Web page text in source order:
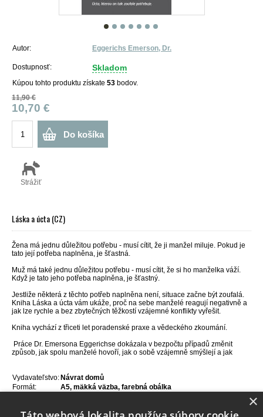
Autor: Eggerichs Emerson, Dr.
Dostupnosť: Skladom
Kúpou tohto produktu získate 53 bodov.
11,90 €
10,70 €
Do košíka
Strážiť
Láska a úcta (CZ)
Žena má jednu důležitou potřebu - musí cítit, že ji manžel miluje. Pokud je
tato její potřeba naplněna, je šťastná.
Muž má také jednu důležitou potřebu - musí cítit, že si ho manželka váží.
Když je tato jeho potřeba naplněna, je šťastný.
Jestliže některá z těchto potřeb naplněna není, situace začne být zoufalá.
Kniha Láska a úcta vám ukáže, proč na sebe manželé reagují negativně a
jak lze rychle a bez zbytečných těžkostí vzájemné konflikty vyřešit.
Kniha vychází z třiceti let poradenské praxe a vědeckého zkoumání.
Práce Dr. Emersona Eggerichse dokázala v bezpočtu případů změnit
způsob, jak spolu manželé hovoří, jak o sobě vzájemně smýšlejí a jak
Vydavateľstvo: Návrat domů
Formát:
A5, mäkká väzba, farebná obálka
Rok vydania:
2012
×